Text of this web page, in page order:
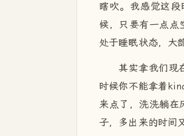
瞎吹。我感觉这
候，只要有一点点
处于睡眠状态，大
其实拿我们现
时候你不能拿着
来点了，洗洗躺在
子，多出来的时间